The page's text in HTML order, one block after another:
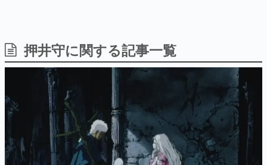
日本のコンテンツ産業やカルチャーに与えた影響を探る企
画です。
日本モバイルゲーム産業史
日本のモバイルゲーム史における主要なトピック・タイト
ルを網羅するほか、開発者へのインタビューや識者による
解説を掲載。約20年の歴史が一望できる決定版！
若ゲのいたり〜ゲームクリエイターの青春〜
『うつヌケ』『ペンと箸』等で知られるマンガ家・田中圭
一先生によるゲーム業界レポートマンガです。
押井守に関する記事一覧